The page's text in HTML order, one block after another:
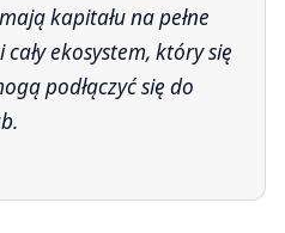
kapitału na pełne
ekosystem, który się
podłączyć się do